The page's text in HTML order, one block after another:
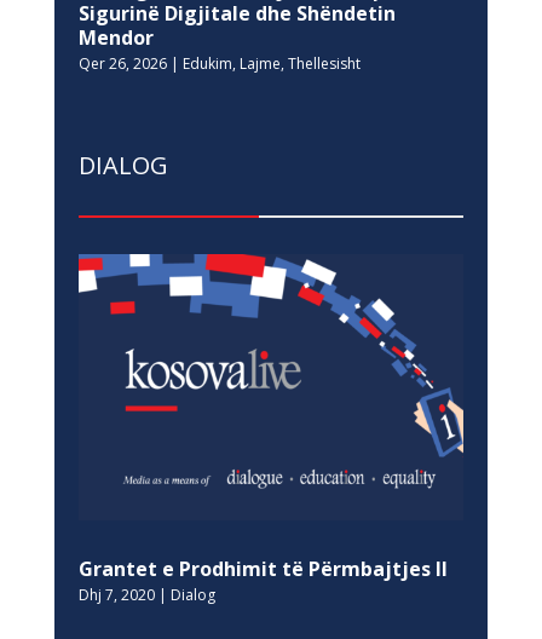
Sigurinë Digjitale dhe Shëndetin
Mendor
Qer 26, 2026| Edukim, Lajme, Thellesisht
DIALOG
Grantet e Prodhimit të Përmbajtjes II
Dhj 7, 2020| Dialog